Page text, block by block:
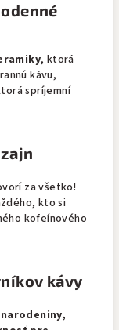
, ktorá
kávu,
spríjemní
za všetko!
kto si
kofeínového
kávy